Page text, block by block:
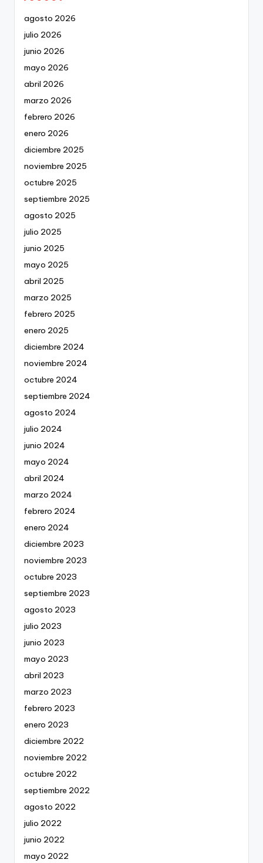
agosto 2026
julio 2026
junio 2026
mayo 2026
abril 2026
marzo 2026
febrero 2026
enero 2026
diciembre 2025
noviembre 2025
octubre 2025
septiembre 2025
agosto 2025
julio 2025
junio 2025
mayo 2025
abril 2025
marzo 2025
febrero 2025
enero 2025
diciembre 2024
noviembre 2024
octubre 2024
septiembre 2024
agosto 2024
julio 2024
junio 2024
mayo 2024
abril 2024
marzo 2024
febrero 2024
enero 2024
diciembre 2023
noviembre 2023
octubre 2023
septiembre 2023
agosto 2023
julio 2023
junio 2023
mayo 2023
abril 2023
marzo 2023
febrero 2023
enero 2023
diciembre 2022
noviembre 2022
octubre 2022
septiembre 2022
agosto 2022
julio 2022
junio 2022
mayo 2022